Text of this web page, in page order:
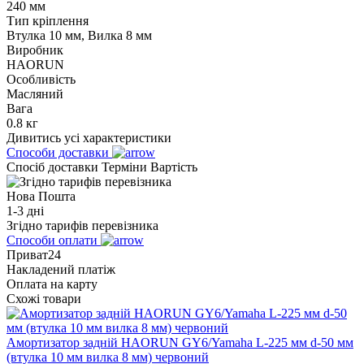
240 мм
Тип кріплення
Втулка 10 мм, Вилка 8 мм
Виробник
HAORUN
Особливість
Масляний
Вага
0.8 кг
Дивитись усі характеристики
Способи доставки
Спосіб доставки Терміни Вартість
Нова Пошта
1-3 дні
Згідно тарифів перевізника
Способи оплати
Приват24
Накладений платіж
Оплата на карту
Схожі товари
Амортизатор задній HAORUN GY6/Yamaha L-225 мм d-50 мм
(втулка 10 мм вилка 8 мм) червоний